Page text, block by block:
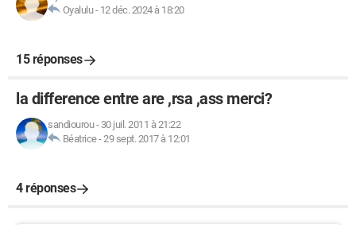
Oyalulu- 12 déc. 2024 à 18:20
15 réponses
la difference entre are ,rsa ,ass merci?
sandiourou- 30 juil. 2011 à 21:22
Béatrice-29 sept. 2017 à 12:01
4 réponses